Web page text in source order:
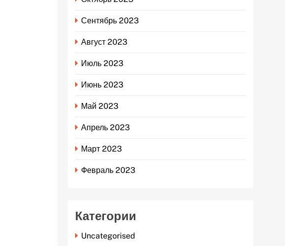
Сентябрь 2023
Август 2023
Июль 2023
Июнь 2023
Май 2023
Апрель 2023
Март 2023
Февраль 2023
Категории
Uncategorised